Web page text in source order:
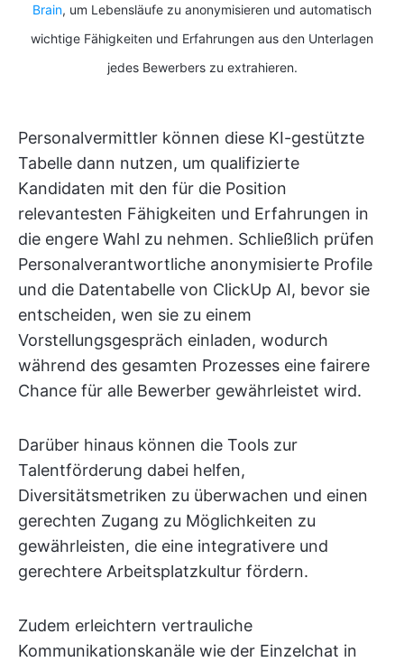
Brain, um Lebensläufe zu anonymisieren und automatisch
wichtige Fähigkeiten und Erfahrungen aus den Unterlagen
jedes Bewerbers zu extrahieren.
Personalvermittler können diese KI-gestützte
Tabelle dann nutzen, um qualifizierte
Kandidaten mit den für die Position
relevantesten Fähigkeiten und Erfahrungen in
die engere Wahl zu nehmen. Schließlich prüfen
Personalverantwortliche anonymisierte Profile
und die Datentabelle von ClickUp AI, bevor sie
entscheiden, wen sie zu einem
Vorstellungsgespräch einladen, wodurch
während des gesamten Prozesses eine fairere
Chance für alle Bewerber gewährleistet wird.
Darüber hinaus können die Tools zur
Talentförderung dabei helfen,
Diversitätsmetriken zu überwachen und einen
gerechten Zugang zu Möglichkeiten zu
gewährleisten, die eine integrativere und
gerechtere Arbeitsplatzkultur fördern.
Zudem erleichtern vertrauliche
Kommunikationskanäle wie der Einzelchat in